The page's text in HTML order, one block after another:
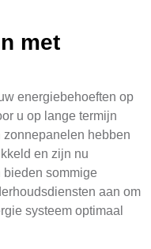
met
energiebehoeften op
u op lange termijn
hebben
en zijn nu
sommige
aan om
systeem optimaal